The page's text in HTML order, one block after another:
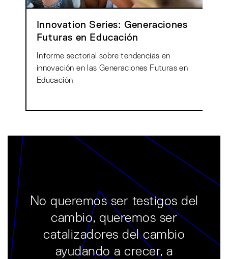
Innovation Series: Generaciones
Futuras en Educación
Informe sectorial sobre tendencias en
innovación en las Generaciones Futuras en
Educación
No queremos ser testigos del
cambio, queremos ser
catalizadores del cambio
ayudando a crecer, a